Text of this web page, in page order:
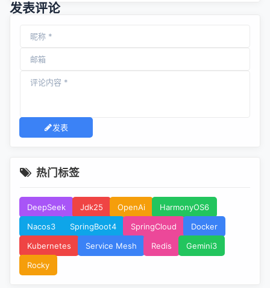
发表评论
发表
热门标签
DeepSeek Jdk25 OpenAi
HarmonyOS6
Nacos3
SpringBoot4 SpringCloud
Docker
Kubernetes
Service Mesh Redis
Gemini3
Rocky